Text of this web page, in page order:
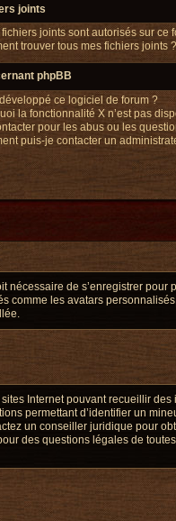
joints
joints sont autorisés sur ce
trouver tous mes fichiers joints ?
phpBB
ce logiciel de forum ?
la fonctionnalité X n’est pas
pour les abus ou les
puis-je contacter un
nécessaire de s’enregistrer pour
comme les avatars
Internet pouvant recueillir
permettant d’identifier un
un conseiller juridique pour
des questions légales de